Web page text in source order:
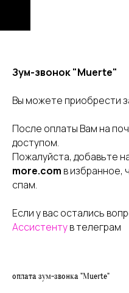
Зум-звонок "Muerte"
Вы можете приобрести
После оплаты Вам на
доступом.
Пожалуйста, добавьте
more.com в избранное,
спам.
Если у вас остались
Ассистентув телеграм
оплата зум-звонка "Muerte"